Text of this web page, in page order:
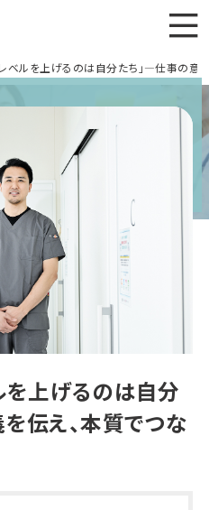
ベルを上げるのは自分たち」―仕事の意
を上げるのは自分
伝え、本質でつな